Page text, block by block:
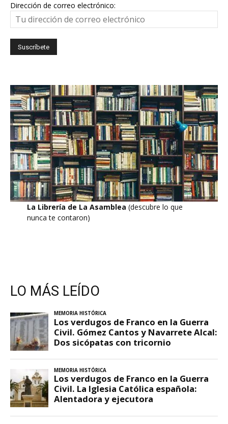
Dirección de correo electrónico:
La Librería de La Asamblea (descubre lo que
nunca te contaron)
LO MÁS LEÍDO